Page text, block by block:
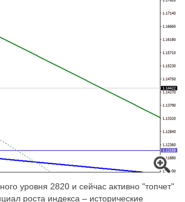
уровня 2820 и сейчас активно "топчет"
роста индекса – исторические